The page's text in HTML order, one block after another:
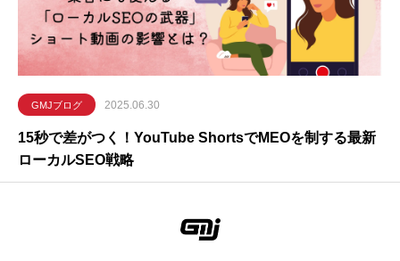
GMJブログ 2025.06.30
15秒で差がつく！YouTube ShortsでMEOを制する最新
ローカルSEO戦略